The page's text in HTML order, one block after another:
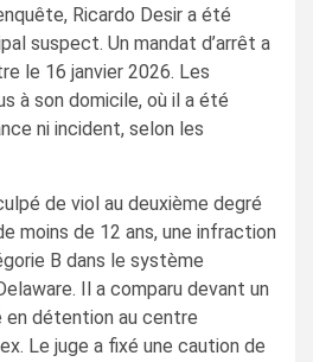
Ricardo Desir a été
suspect. Un mandat d’arrêt a
le 16 janvier 2026. Les
à son domicile, où il a été
ni incident, selon les
de viol au deuxième degré
moins de 12 ans, une infraction
B dans le système
Il a comparu devant un
détention au centre
Le juge a fixé une caution de